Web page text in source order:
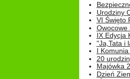
Urodziny
VI Święto
Owocowe
IX Edycja
"Ja,Tata i
I
20
Majówka
Dzień